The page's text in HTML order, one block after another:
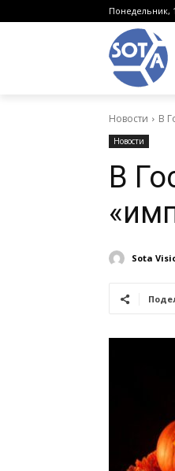
Понедельник,
Новости В
Новости
В
Sota